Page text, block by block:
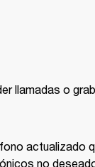
llamadas o
actualizado
no